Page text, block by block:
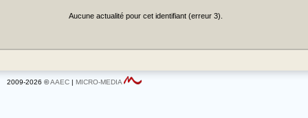
Aucune actualité pour cet identifiant (erreur 3).
2009-2026 ©AAEC | MICRO-MEDIA